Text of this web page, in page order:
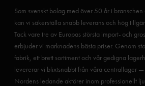
Som svenskt bolag med över 50 år i
kan vi säkerställa snabb leverans och hög
Tack vare tre av Europas största import- och
erbjuder vi marknadens bästa priser. Genom
fabrik, ett brett sortiment och vår gedigna
levererar vi blixtsnabbt från våra centrallager
Nordens ledande aktörer inom professionellt